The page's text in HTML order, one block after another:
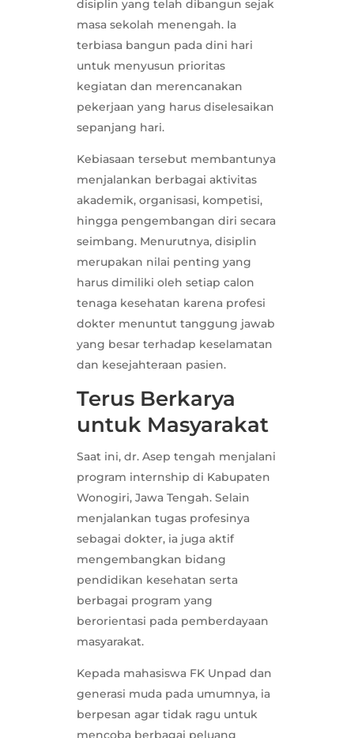
disiplin yang telah dibangun sejak
masa sekolah menengah. Ia
terbiasa bangun pada dini hari
untuk menyusun prioritas
kegiatan dan merencanakan
pekerjaan yang harus diselesaikan
sepanjang hari.
Kebiasaan tersebut membantunya
menjalankan berbagai aktivitas
akademik, organisasi, kompetisi,
hingga pengembangan diri secara
seimbang. Menurutnya, disiplin
merupakan nilai penting yang
harus dimiliki oleh setiap calon
tenaga kesehatan karena profesi
dokter menuntut tanggung jawab
yang besar terhadap keselamatan
dan kesejahteraan pasien.
Terus Berkarya
untuk Masyarakat
Saat ini, dr. Asep tengah menjalani
program internship di Kabupaten
Wonogiri, Jawa Tengah. Selain
menjalankan tugas profesinya
sebagai dokter, ia juga aktif
mengembangkan bidang
pendidikan kesehatan serta
berbagai program yang
berorientasi pada pemberdayaan
masyarakat.
Kepada mahasiswa FK Unpad dan
generasi muda pada umumnya, ia
berpesan agar tidak ragu untuk
mencoba berbagai peluang